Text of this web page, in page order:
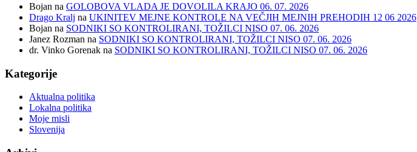
Bojan na GOLOBOVA VLADA JE DOVOLILA KRAJO 06. 07. 2026
Drago Kralj na UKINITEV MEJNE KONTROLE NA VEČJIH MEJNIH PREHODIH 12 06 2026
Bojan na SODNIKI SO KONTROLIRANI, TOŽILCI NISO 07. 06. 2026
Janez Rozman na SODNIKI SO KONTROLIRANI, TOŽILCI NISO 07. 06. 2026
dr. Vinko Gorenak na SODNIKI SO KONTROLIRANI, TOŽILCI NISO 07. 06. 2026
Kategorije
Aktualna politika
Lokalna politika
Moje misli
Slovenija